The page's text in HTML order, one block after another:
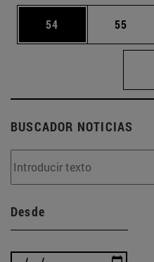
Página
54 Página
55
BUSCADOR NOTICIAS
Desde